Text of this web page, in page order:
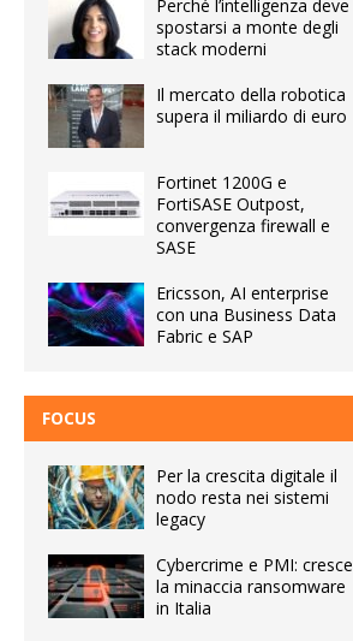
Perché l’intelligenza deve
spostarsi a monte degli
stack moderni
Il mercato della robotica
supera il miliardo di euro
Fortinet 1200G e
FortiSASE Outpost,
convergenza firewall e
SASE
Ericsson, AI enterprise
con una Business Data
Fabric e SAP
FOCUS
Per la crescita digitale il
nodo resta nei sistemi
legacy
Cybercrime e PMI: cresce
la minaccia ransomware
in Italia